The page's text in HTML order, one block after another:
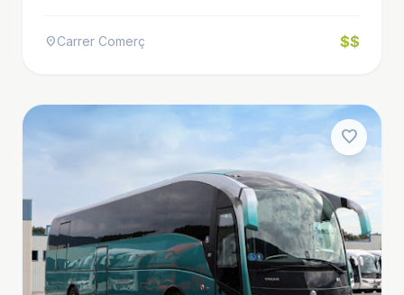
location_onCarrer Comerç $$
favorite